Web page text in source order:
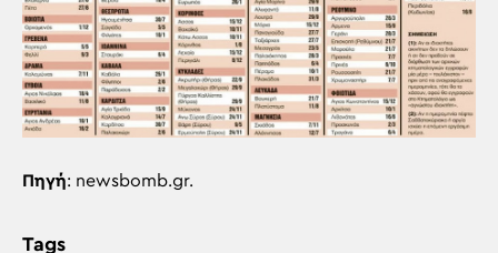
Πηγή: newsbomb.gr.
Tags